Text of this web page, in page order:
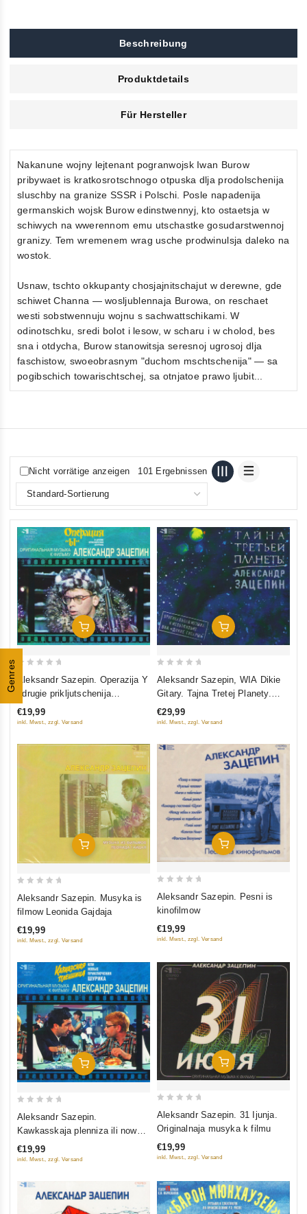
Genres
Beschreibung
Produktdetails
Für Hersteller
Nakanune wojny lejtenant pogranwojsk Iwan Burow
pribywaet is kratkosrotschnogo otpuska dlja prodolschenija
sluschby na granize SSSR i Polschi. Posle napadenija
germanskich wojsk Burow edinstwennyj, kto ostaetsja w
schiwych na wwerennom emu utschastke gosudarstwennoj
granizy. Tem wremenem wrag usche prodwinulsja daleko na
wostok.
Usnaw, tschto okkupanty chosjajnitschajut w derewne, gde
schiwet Channa — wosljublennaja Burowa, on reschaet
westi sobstwennuju wojnu s sachwattschikami. W
odinotschku, sredi bolot i lesow, w scharu i w cholod, bes
sna i otdycha, Burow stanowitsja seresnoj ugrosoj dlja
faschistow, swoeobrasnym "duchom mschtschenija" — sa
pogibschich towarischtschej, sa otnjatoe prawo ljubit...
Nicht vorrätige anzeigen 101 Ergebnissen
In Den Warenkorb
5
Aleksandr Sazepin. Operazija Y
i drugie prikljutschenija
Schurika. Originalnaja musyka
k filmu
€19,99
inkl. Mwst., zzgl. Versand
In Den Warenkorb
5
Aleksandr Sazepin, WIA Dikie
Gitary. Tajna Tretej Planety.
Originalnaja musyka k multfilmu
€29,99
inkl. Mwst., zzgl. Versand
In Den Warenkorb
5
Aleksandr Sazepin. Musyka is
filmow Leonida Gajdaja
€19,99
inkl. Mwst., zzgl. Versand
In Den Warenkorb
5
Aleksandr Sazepin. Pesni is
kinofilmow
€19,99
inkl. Mwst., zzgl. Versand
In Den Warenkorb
5
Aleksandr Sazepin.
Kawkasskaja plenniza ili nowye
prikljutschenija Schurika.
Originalnaja musyka k filmu
€19,99
inkl. Mwst., zzgl. Versand
In Den Warenkorb
5
Aleksandr Sazepin. 31 Ijunja.
Originalnaja musyka k filmu
€19,99
inkl. Mwst., zzgl. Versand